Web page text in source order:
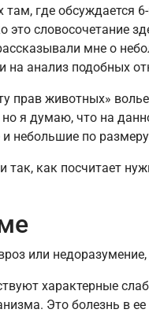
где
словосочетание
мне о
на анализ подобных
прав животных»
я думаю, что на
небольшие по
так, как посчитает
или
характерные
Это болезнь в